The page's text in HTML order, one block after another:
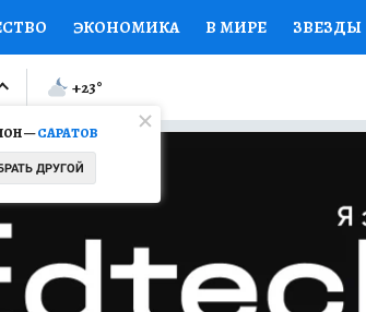
ЭКОНОМИКА В МИРЕ ЗВЕЗДЫ
НАЦИОНАЛЬНЫЕ
МИР Я ЗНАЮ СЕМЬЯ ЖЕНСКИЕ
СЕРИАЛЫ
КОНКУРСЫ
—САРАТОВ
ДРУГОЙ
+23°